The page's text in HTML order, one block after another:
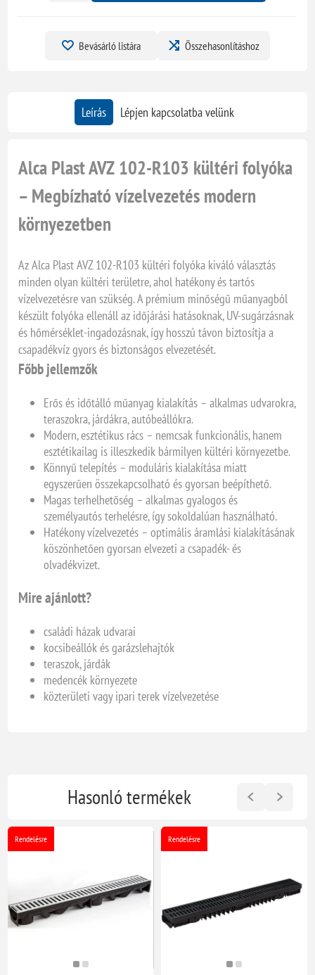
Bevásárló listára Összehasonlításhoz
Leírás Lépjen kapcsolatba velünk
Alca Plast AVZ 102-R103 kültéri folyóka
– Megbízható vízelvezetés modern
környezetben
Az Alca Plast AVZ 102-R103 kültéri folyóka kiváló választás
minden olyan kültéri területre, ahol hatékony és tartós
vízelvezetésre van szükség. A prémium minőségű műanyagból
készült folyóka ellenáll az időjárási hatásoknak, UV-sugárzásnak
és hőmérséklet-ingadozásnak, így hosszú távon biztosítja a
csapadékvíz gyors és biztonságos elvezetését.
Főbb jellemzők
Erős és időtálló műanyag kialakítás – alkalmas udvarokra,
teraszokra, járdákra, autóbeállókra.
Modern, esztétikus rács – nemcsak funkcionális, hanem
esztétikailag is illeszkedik bármilyen kültéri környezetbe.
Könnyű telepítés – moduláris kialakítása miatt
egyszerűen összekapcsolható és gyorsan beépíthető.
Magas terhelhetőség – alkalmas gyalogos és
személyautós terhelésre, így sokoldalúan használható.
Hatékony vízelvezetés – optimális áramlási kialakításának
köszönhetően gyorsan elvezeti a csapadék- és
olvadékvizet.
Mire ajánlott?
családi házak udvarai
kocsibeállók és garázslehajtók
teraszok, járdák
medencék környezete
közterületi vagy ipari terek vízelvezetése
Hasonló termékek
Rendelésre Rendelésre